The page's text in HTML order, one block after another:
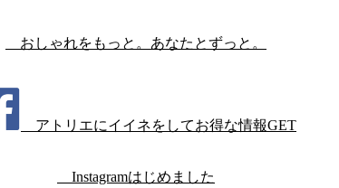
おしゃれをもっと。あなたとずっと。
アトリエにイイネをしてお得な情報GET
Instagramはじめました